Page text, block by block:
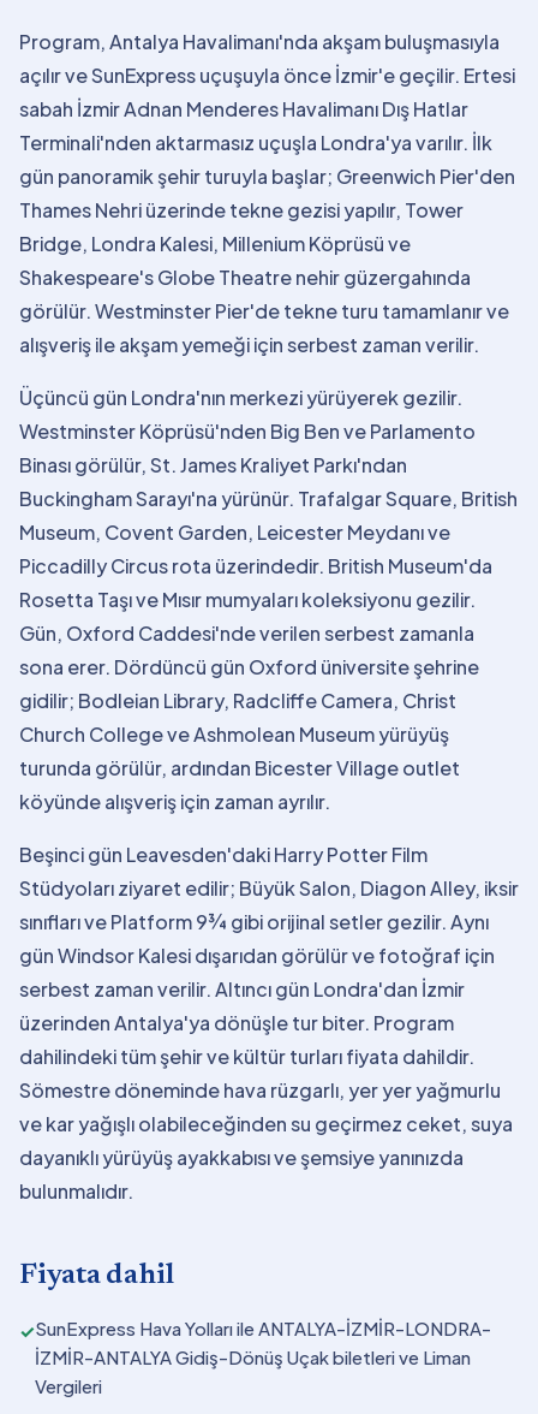
Program, Antalya Havalimanı'nda akşam buluşmasıyla
açılır ve SunExpress uçuşuyla önce İzmir'e geçilir. Ertesi
sabah İzmir Adnan Menderes Havalimanı Dış Hatlar
Terminali'nden aktarmasız uçuşla Londra'ya varılır. İlk
gün panoramik şehir turuyla başlar; Greenwich Pier'den
Thames Nehri üzerinde tekne gezisi yapılır, Tower
Bridge, Londra Kalesi, Millenium Köprüsü ve
Shakespeare's Globe Theatre nehir güzergahında
görülür. Westminster Pier'de tekne turu tamamlanır ve
alışveriş ile akşam yemeği için serbest zaman verilir.
Üçüncü gün Londra'nın merkezi yürüyerek gezilir.
Westminster Köprüsü'nden Big Ben ve Parlamento
Binası görülür, St. James Kraliyet Parkı'ndan
Buckingham Sarayı'na yürünür. Trafalgar Square, British
Museum, Covent Garden, Leicester Meydanı ve
Piccadilly Circus rota üzerindedir. British Museum'da
Rosetta Taşı ve Mısır mumyaları koleksiyonu gezilir.
Gün, Oxford Caddesi'nde verilen serbest zamanla
sona erer. Dördüncü gün Oxford üniversite şehrine
gidilir; Bodleian Library, Radcliffe Camera, Christ
Church College ve Ashmolean Museum yürüyüş
turunda görülür, ardından Bicester Village outlet
köyünde alışveriş için zaman ayrılır.
Beşinci gün Leavesden'daki Harry Potter Film
Stüdyoları ziyaret edilir; Büyük Salon, Diagon Alley, iksir
sınıfları ve Platform 9¾ gibi orijinal setler gezilir. Aynı
gün Windsor Kalesi dışarıdan görülür ve fotoğraf için
serbest zaman verilir. Altıncı gün Londra'dan İzmir
üzerinden Antalya'ya dönüşle tur biter. Program
dahilindeki tüm şehir ve kültür turları fiyata dahildir.
Sömestre döneminde hava rüzgarlı, yer yer yağmurlu
ve kar yağışlı olabileceğinden su geçirmez ceket, suya
dayanıklı yürüyüş ayakkabısı ve şemsiye yanınızda
bulunmalıdır.
Fiyata dahil
✓SunExpress Hava Yolları ile ANTALYA-İZMİR-LONDRA-
İZMİR-ANTALYA Gidiş-Dönüş Uçak biletleri ve Liman
Vergileri